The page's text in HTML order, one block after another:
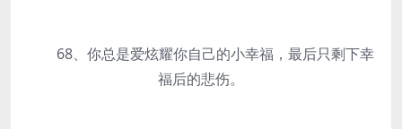
68、你总是爱炫耀你自己的小幸福，最后只剩下幸
福后的悲伤。